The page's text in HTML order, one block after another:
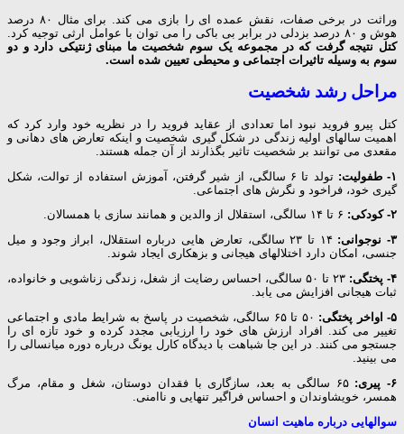
وراثت در برخی صفات، نقش عمده ای را بازی می کند. برای مثال ۸۰ درصد
هوش و ۸۰ درصد بزدلی در برابر بی باکی را می توان با عوامل ارثی توجیه کرد.
کتل نتیجه گرفت که در مجموعه یک سوم شخصیت ما مبنای ژنتیکی دارد و دو
سوم به وسیله تاثیرات اجتماعی و محیطی تعیین شده است.
مراحل رشد شخصیت
کتل پیرو فروید نبود اما تعدادی از عقاید فروید را در نظریه خود وارد کرد که
اهمیت سالهای اولیه زندگی در شکل گیری شخصیت و اینکه تعارض های دهانی و
مقعدی می توانند بر شخصیت تاثیر بگذارند از آن جمله هستند.
۱- طفولیت:
تولد تا ۶ سالگی، از شیر گرفتن، آموزش استفاده از توالت، شکل
گیری خود، فراخود و نگرش های اجتماعی.
۲- کودکی:
۶ تا ۱۴ سالگی، استقلال از والدین و همانند سازی با همسالان.
۳- نوجوانی:
۱۴ تا ۲۳ سالگی، تعارض هایی درباره استقلال، ابراز وجود و میل
جنسی، امکان دارد اختلالهای هیجانی و بزهکاری ایجاد شوند.
۴- پختگی:
۲۳ تا ۵۰ سالگی، احساس رضایت از شغل، زندگی زناشویی و خانواده،
ثبات هیجانی افزایش می یابد.
۵- اواخر پختگی:
۵۰ تا ۶۵ سالگی، شخصیت در پاسخ به شرایط مادی و اجتماعی
تغییر می کند. افراد ارزش های خود را ارزیابی مجدد کرده و خود تازه ای را
جستجو می کنند. در این جا شباهت با دیدگاه کارل یونگ درباره دوره میانسالی را
می بینید.
۶- پیری:
۶۵ سالگی به بعد، سازگاری با فقدان دوستان، شغل و مقام، مرگ
همسر، خویشاوندان و احساس فراگیر تنهایی و ناامنی.
سوالهایی درباره ماهیت انسان